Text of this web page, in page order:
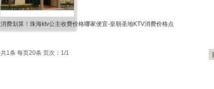
消费划算！珠海ktv公主收费价格哪家便宜-皇朝圣地KTV消费价格点
共1条 每页20条 页次：1/1